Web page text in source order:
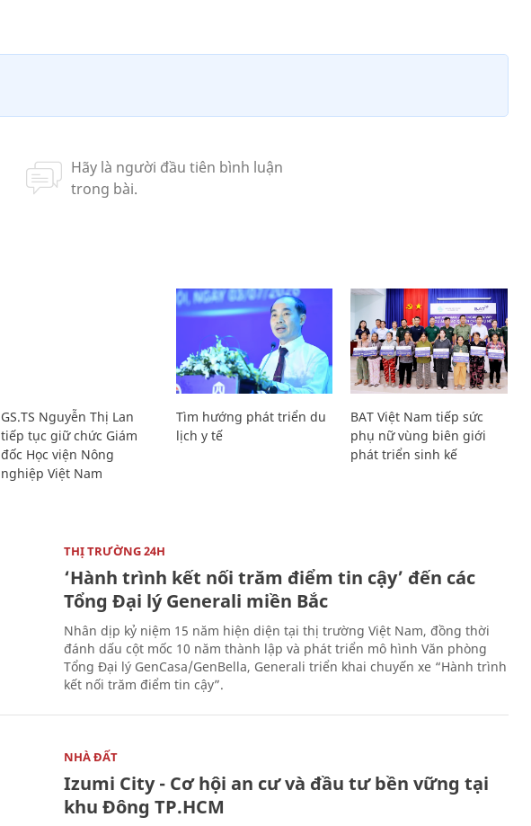
GS.TS Nguyễn Thị Lan
tiếp tục giữ chức Giám
đốc Học viện Nông
nghiệp Việt Nam
Tìm hướng phát triển du
lịch y tế
BAT Việt Nam tiếp sức
phụ nữ vùng biên giới
phát triển sinh kế
THỊ TRƯỜNG 24H
‘Hành trình kết nối trăm điểm tin cậy’ đến các
Tổng Đại lý Generali miền Bắc
Nhân dịp kỷ niệm 15 năm hiện diện tại thị trường Việt Nam, đồng thời
đánh dấu cột mốc 10 năm thành lập và phát triển mô hình Văn phòng
Tổng Đại lý GenCasa/GenBella, Generali triển khai chuyến xe “Hành trình
kết nối trăm điểm tin cậy”.
NHÀ ĐẤT
Izumi City - Cơ hội an cư và đầu tư bền vững tại
khu Đông TP.HCM